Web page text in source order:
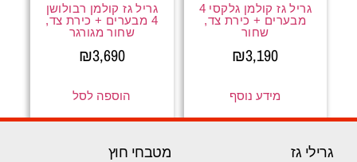
גריל גז קולמן גלקסי 4
מבערים + כירת צד,
שחור
₪3,190
מידע נוסף
גריל גז קולמן רבולושן
4 מבערים + כירת צד,
שחור מגורגר
₪3,690
הוספה לסל
גרילי גז מטבחי חוץ